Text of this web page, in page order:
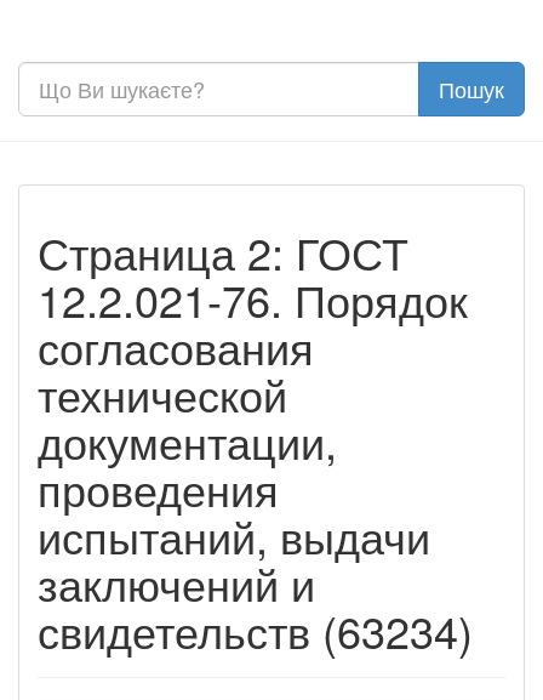
Страница 2: ГОСТ
12.2.021-76. Порядок
согласования
технической
документации,
проведения
испытаний, выдачи
заключений и
свидетельств (63234)